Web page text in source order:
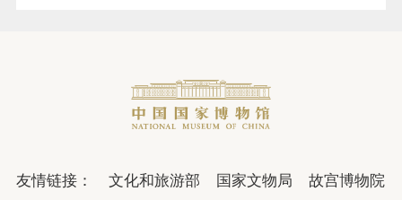
友情链接： 文化和旅游部 国家文物局
故宫博物院